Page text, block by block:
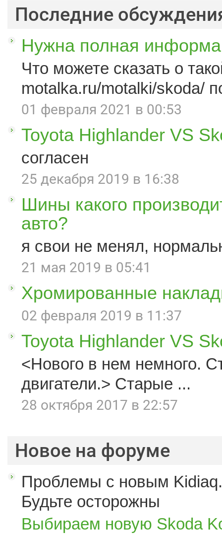
Последние
Нужна полная
Что можете сказать о
motalka.ru/motalki/skoda/
01 февраля 2021 в 00:53
Toyota Highlander VS
согласен
25 декабря 2019 в 16:38
Шины какого
авто?
я свои не менял,
21 мая 2019 в 05:41
Хромированные
02 февраля 2019 в 11:37
Toyota Highlander VS
<Нового в нем немного.
двигатели.> Старые ...
28 октября 2017 в 22:57
Новое на форуме
Проблемы с новым
Будьте осторожны
Выбираем новую Skoda